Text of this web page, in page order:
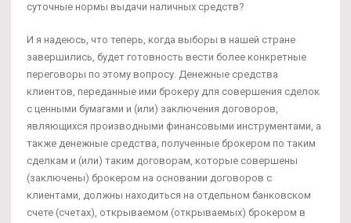
суточные нормы выдачи наличных средств?
И я надеюсь, что теперь, когда выборы в нашей стране
завершились, будет готовность вести более конкретные
переговоры по этому вопросу. Денежные средства
клиентов, переданные ими брокеру для совершения сделок
с ценными бумагами и (или) заключения договоров,
являющихся производными финансовыми инструментами, а
также денежные средства, полученные брокером по таким
сделкам и (или) таким договорам, которые совершены
(заключены) брокером на основании договоров с
клиентами, должны находиться на отдельном банковском
счете (счетах), открываемом (открываемых) брокером в